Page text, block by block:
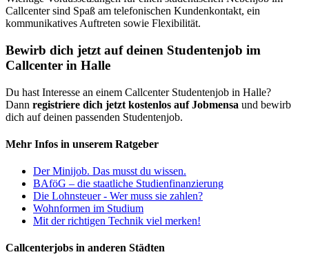
Callcenter sind Spaß am telefonischen Kundenkontakt, ein
kommunikatives Auftreten sowie Flexibilität.
Bewirb dich jetzt auf deinen Studentenjob im
Callcenter in Halle
Du hast Interesse an einem Callcenter Studentenjob in Halle?
Dann registriere dich jetzt kostenlos auf Jobmensa und bewirb
dich auf deinen passenden Studentenjob.
Mehr Infos in unserem Ratgeber
Der Minijob. Das musst du wissen.
BAföG – die staatliche Studienfinanzierung
Die Lohnsteuer - Wer muss sie zahlen?
Wohnformen im Studium
Mit der richtigen Technik viel merken!
Callcenterjobs in anderen Städten